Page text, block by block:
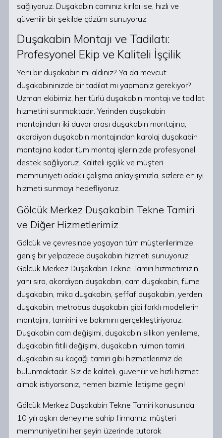
sağlıyoruz. Duşakabin camınız kırıldı ise, hızlı ve
güvenilir bir şekilde çözüm sunuyoruz.
Duşakabin Montajı ve Tadilatı:
Profesyonel Ekip ve Kaliteli İşçilik
Yeni bir duşakabin mi aldınız? Ya da mevcut
duşakabininizde bir tadilat mı yapmanız gerekiyor?
Uzman ekibimiz, her türlü duşakabin montajı ve tadilat
hizmetini sunmaktadır. Yerinden duşakabin
montajından iki duvar arası duşakabin montajına,
akordiyon duşakabin montajından karolaj duşakabin
montajına kadar tüm montaj işlerinizde profesyonel
destek sağlıyoruz. Kaliteli işçilik ve müşteri
memnuniyeti odaklı çalışma anlayışımızla, sizlere en iyi
hizmeti sunmayı hedefliyoruz.
Gölcük Merkez Duşakabin Tekne Tamiri
ve Diğer Hizmetlerimiz
Gölcük ve çevresinde yaşayan tüm müşterilerimize,
geniş bir yelpazede duşakabin hizmeti sunuyoruz.
Gölcük Merkez Duşakabin Tekne Tamiri hizmetimizin
yanı sıra, akordiyon duşakabin, cam duşakabin, füme
duşakabin, mika duşakabin, şeffaf duşakabin, yerden
duşakabin, metrobus duşakabin gibi farklı modellerin
montajını, tamirini ve bakımını gerçekleştiriyoruz.
Duşakabin cam değişimi, duşakabin silikon yenileme,
duşakabin fitili değişimi, duşakabin rulman tamiri,
duşakabin su kaçağı tamiri gibi hizmetlerimiz de
bulunmaktadır. Siz de kaliteli, güvenilir ve hızlı hizmet
almak istiyorsanız, hemen bizimle iletişime geçin!
Gölcük Merkez Duşakabin Tekne Tamiri konusunda
10 yılı aşkın deneyime sahip firmamız, müşteri
memnuniyetini her şeyin üzerinde tutarak